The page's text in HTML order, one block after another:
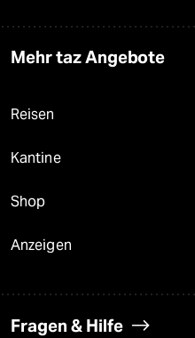
Mehr taz Angebote
Reisen
Kantine
Shop
Anzeigen
Fragen & Hilfe